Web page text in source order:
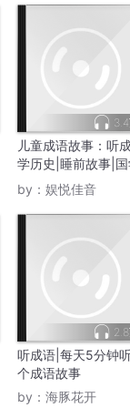
儿童成语故事：听
学历史|睡前故事|
启蒙
by： 娱悦佳音
听成语|每天5分钟
个成语故事
by： 海豚花开